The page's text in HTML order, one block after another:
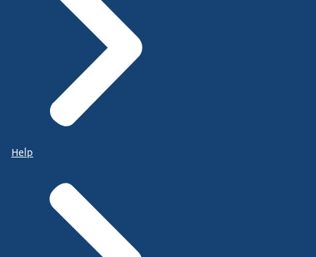
Help